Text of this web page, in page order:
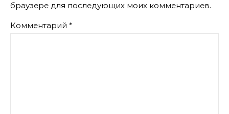
браузере для последующих моих комментариев.
Комментарий *